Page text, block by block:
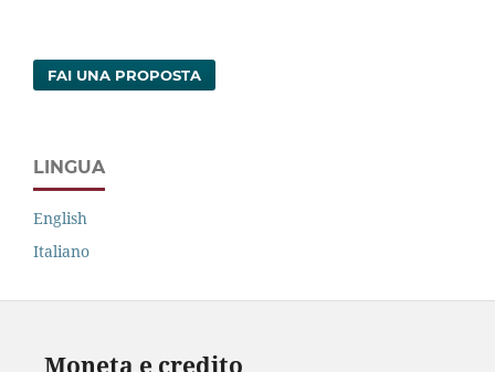
FAI UNA PROPOSTA
LINGUA
English
Italiano
Moneta e credito